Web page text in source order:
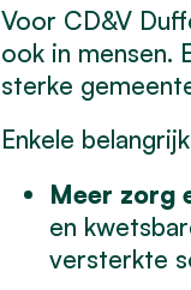
Voor CD&V
ook in mensen.
sterke
Enkele
Meer zorg
en
versterkte